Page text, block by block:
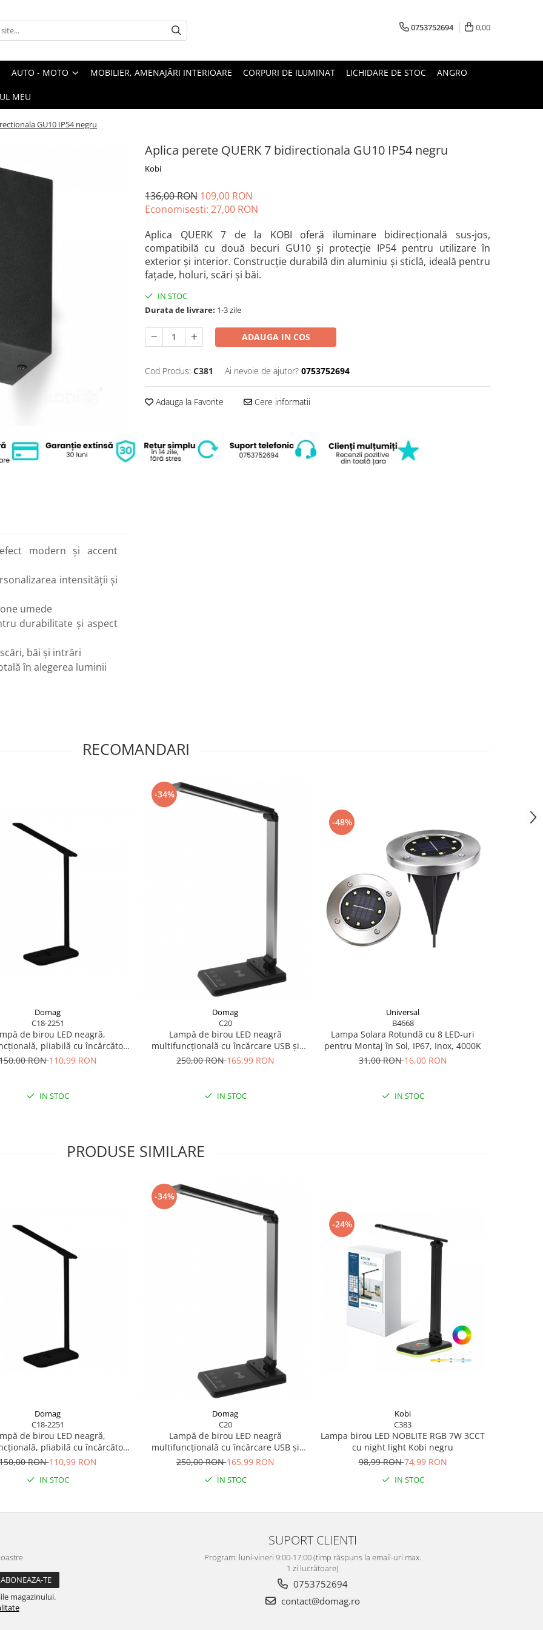
0753752694 0,00
AUTO - MOTO MOBILIER, AMENAJĂRI INTERIOARE CORPURI DE ILUMINAT LICHIDARE DE STOC ANGRO
MEU
GU10 IP54 negru
Aplica perete QUERK 7 bidirectionala GU10 IP54 negru
Kobi
136,00 RON 109,00 RON
Economisesti: 27,00 RON
Aplica QUERK 7 de la KOBI oferă iluminare bidirecțională sus-jos,
compatibilă cu două becuri GU10 și protecție IP54 pentru utilizare în
exterior și interior. Construcție durabilă din aluminiu și sticlă, ideală pentru
fațade, holuri, scări și băi.
IN STOC
Durata de livrare: 1-3 zile
ADAUGA IN COS
Cod Produs: C381 Ai nevoie de ajutor? 0753752694
Adauga la Favorite Cere informatii
modern și accent
intensității și
umede
durabilitate și aspect
băi și intrări
în alegerea luminii
RECOMANDARI
Domag
C18-2251
de birou LED neagră,
pliabilă cu încărcător
modernă, pentru dormitor,
RON110,99 RON
IN STOC
-34%
Domag
C20
Lampă de birou LED neagră
multifuncțională cu încărcare USB și
încărcător wireless rapid de 15W,
250,00 RON165,99 RON
IN STOC
-48%
Universal
B4668
Lampa Solara Rotundă cu 8 LED-uri
pentru Montaj în Sol, IP67, Inox, 4000K
31,00 RON16,00 RON
IN STOC
PRODUSE SIMILARE
Domag
C18-2251
de birou LED neagră,
pliabilă cu încărcător
modernă, pentru dormitor,
RON110,99 RON
IN STOC
-34%
Domag
C20
Lampă de birou LED neagră
multifuncțională cu încărcare USB și
încărcător wireless rapid de 15W,
acasă.
250,00 RON165,99 RON
IN STOC
-24%
Kobi
C383
Lampa birou LED NOBLITE RGB 7W 3CCT
cu night light Kobi negru
98,99 RON74,99 RON
IN STOC
magazinului.
SUPORT CLIENTI
Program: luni-vineri 9:00-17:00 (timp răspuns la email-uri max.
1 zi lucrătoare)
0753752694
contact@domag.ro